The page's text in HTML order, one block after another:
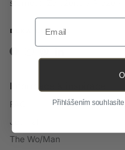
stárnout. Založeno v Praze v
Informace & inspirace
FAQ
Journal
The Wo/Man
Email
Přihlášením